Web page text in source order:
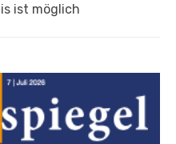
ist möglich